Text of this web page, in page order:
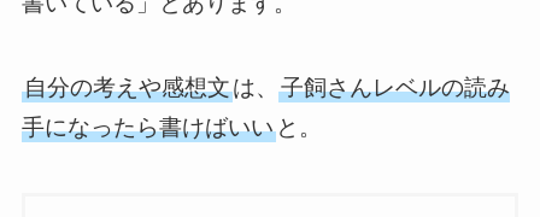
自分の考えや感想文は、 子飼さんレベルの読み
手になったら書けばいいと。